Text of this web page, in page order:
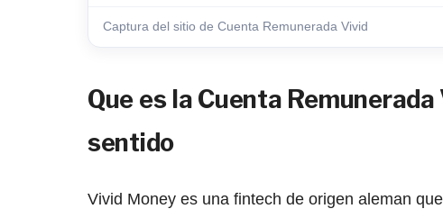
Captura del sitio de Cuenta Remunerada Vivid
Que es la Cuenta
sentido
Vivid Money es una fintech de origen aleman